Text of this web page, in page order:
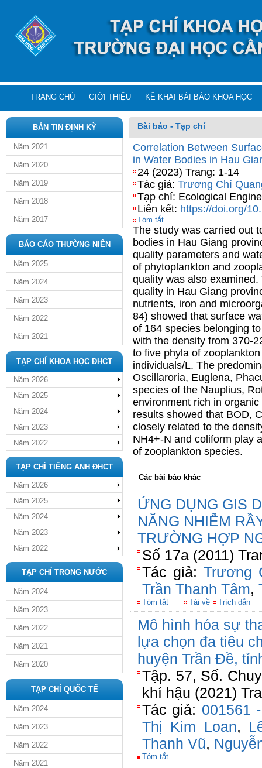
TRANG CHỦ GIỚI THIỆU KÊ KHAI BÀI BÁO KHOA HỌC
BẢN TIN ĐỊNH KỲ
Năm 2021
Năm 2020
Năm 2019
Năm 2018
Năm 2017
BÁO CÁO THƯỜNG NIÊN
Năm 2025
Năm 2024
Năm 2023
Năm 2022
Năm 2021
TẠP CHÍ KHOA HỌC ĐHCT
Năm 2026
Năm 2025
Năm 2024
Năm 2023
Năm 2022
TẠP CHÍ TIẾNG ANH ĐHCT
Năm 2026
Năm 2025
Năm 2024
Năm 2023
Năm 2022
TẠP CHÍ TRONG NƯỚC
Năm 2024
Năm 2023
Năm 2022
Năm 2021
Năm 2020
TẠP CHÍ QUỐC TẾ
Năm 2024
Năm 2023
Năm 2022
Năm 2021
Bài báo - Tạp chí
Correlation Between
in Water Bodies in Hau
24 (2023) Trang: 1-14
Tác giả: Trương Chí
Tạp chí: Ecological
Liên kết: https://doi.org/
Tóm tắt
The study was carried out
bodies in Hau Giang
quality parameters and
of phytoplankton and
quality was also
quality in Hau Giang
nutrients, iron and
84) showed that surface
of 164 species belonging
with the density from 370-
to five phyla of
individuals/L. The
Oscillaroria, Euglena,
species of the Nauplius,
environment rich in
results showed that BOD,
closely related to the
NH4+-N and coliform play
of zooplankton species.
Các bài báo khác
ỨNG DỤNG GIS
NĂNG NHIỄM
TRƯỜNG HỢP
Số 17a (2011)
Tác giả: Trương
Trần Thanh Tâm,
Tóm tắt Tải về Trích dẫn
Mô hình hóa sự
lựa chọn đa tiêu
huyện Trần Đề,
Tập. 57, Số.
khí hậu (2021)
Tác giả: 001561
Thị Kim Loan,
Thanh Vũ,
Tóm tắt